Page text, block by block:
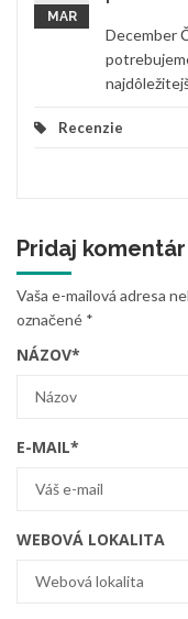
MAR
December
Recenzie
Pridaj komentár
Vaša e-mailová adresa
označené *
NÁZOV*
E-MAIL*
WEBOVÁ LOKALITA